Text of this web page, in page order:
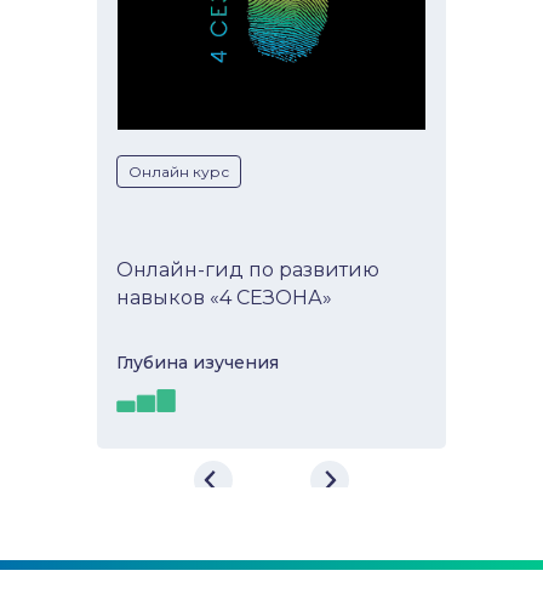
Онлайн курс
Онлайн-гид по развитию
навыков «4 СЕЗОНА»
Глубина изучeния
Онлайн-гид по развитию
СЕЗОНА» - это возможность для